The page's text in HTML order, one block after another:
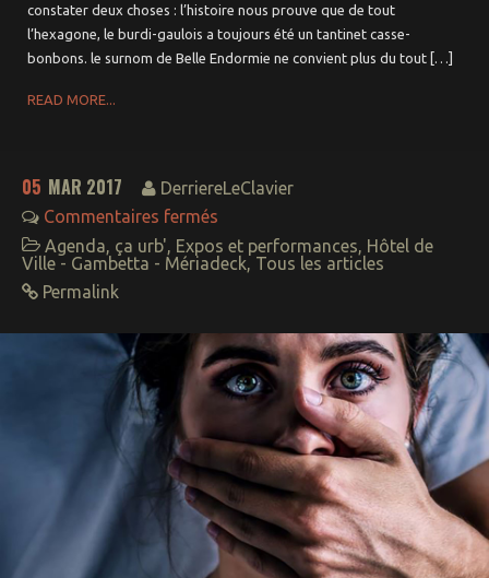
constater deux choses : l’histoire nous prouve que de tout
l’hexagone, le burdi-gaulois a toujours été un tantinet casse-
bonbons. le surnom de Belle Endormie ne convient plus du tout […]
READ MORE...
05 MAR 2017
DerriereLeClavier
Commentaires fermés
Agenda, ça urb', Expos et performances, Hôtel de
Ville - Gambetta - Mériadeck, Tous les articles
Permalink